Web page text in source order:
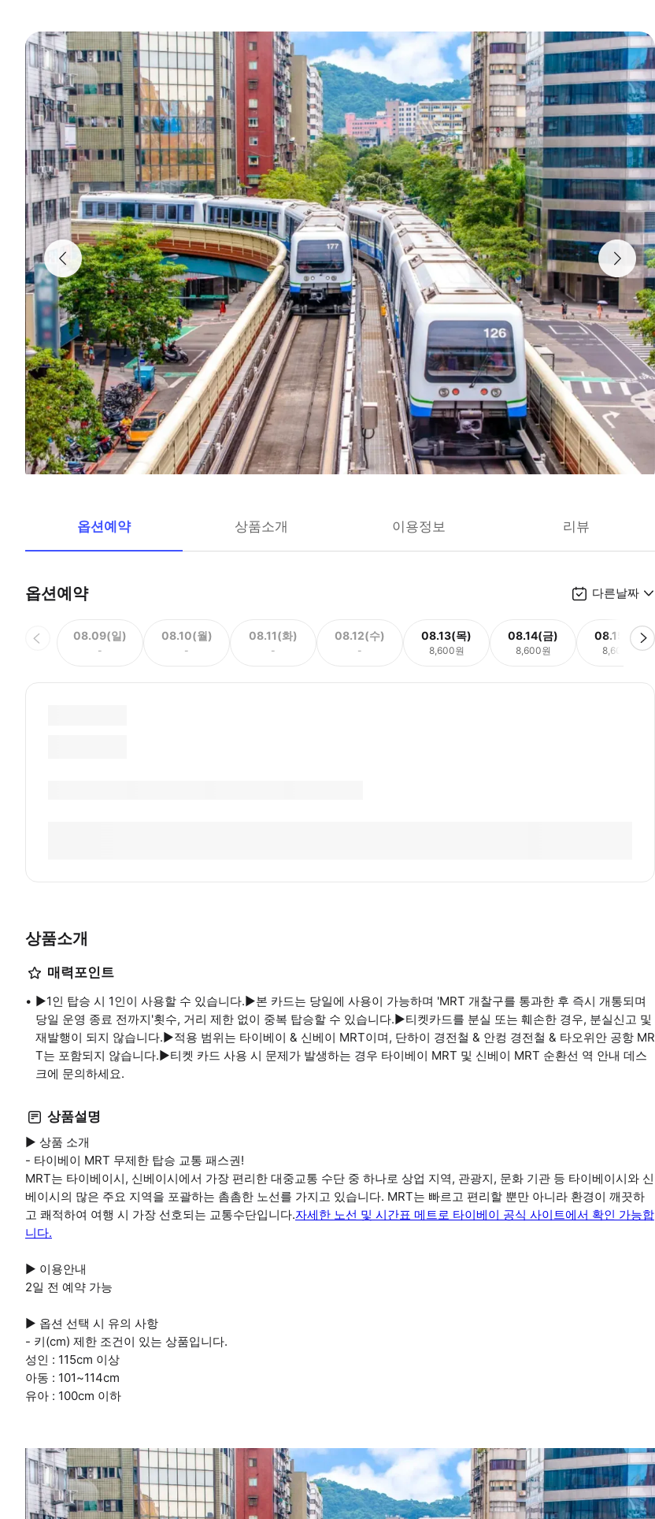
옵션예약 상품소개 이용정보 리뷰
옵션예약 다른날짜
08.09(일)
-
08.10(월)
-
08.11(화)
-
08.12(수)
-
08.13(목)
8,600원
08.14(금)
8,600원
08.15(토)
8,600원
상품소개
매력포인트
▶1인 탑승 시 1인이 사용할 수 있습니다.▶본 카드는 당일에 사용이 가능하며 'MRT 개찰구를 통과한 후 즉시 개통되며
당일 운영 종료 전까지'횟수, 거리 제한 없이 중복 탑승할 수 있습니다.▶티켓카드를 분실 또는 훼손한 경우, 분실신고 및
재발행이 되지 않습니다.▶적용 범위는 타이베이 & 신베이 MRT이며, 단하이 경전철 & 안컹 경전철 & 타오위안 공항 MR
T는 포함되지 않습니다.▶티켓 카드 사용 시 문제가 발생하는 경우 타이베이 MRT 및 신베이 MRT 순환선 역 안내 데스
크에 문의하세요.
상품설명
▶ 상품 소개
- 타이베이 MRT 무제한 탑승 교통 패스권!
MRT는 타이베이시, 신베이시에서 가장 편리한 대중교통 수단 중 하나로 상업 지역, 관광지, 문화 기관 등 타이베이시와 신
베이시의 많은 주요 지역을 포괄하는 촘촘한 노선를 가지고 있습니다. MRT는 빠르고 편리할 뿐만 아니라 환경이 깨끗하
고 쾌적하여 여행 시 가장 선호되는 교통수단입니다.자세한 노선 및 시간표 메트로 타이베이 공식 사이트에서 확인 가능합
니다.
▶ 이용안내
2일 전 예약 가능
▶ 옵션 선택 시 유의 사항
- 키(cm) 제한 조건이 있는 상품입니다.
성인 : 115cm 이상
아동 : 101~114cm
유아 : 100cm 이하